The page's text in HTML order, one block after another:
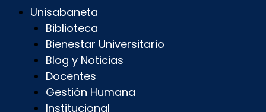
Unisabaneta
Biblioteca
Bienestar Universitario
Blog y Noticias
Docentes
Gestión Humana
Institucional